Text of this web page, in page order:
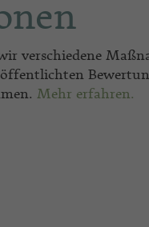
verschiedene
Mehr erfahren.